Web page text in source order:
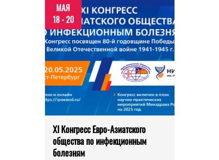
МАЯ
18 - 20
XI Конгресс Евро-Азиатского
общества по инфекционным
болезням